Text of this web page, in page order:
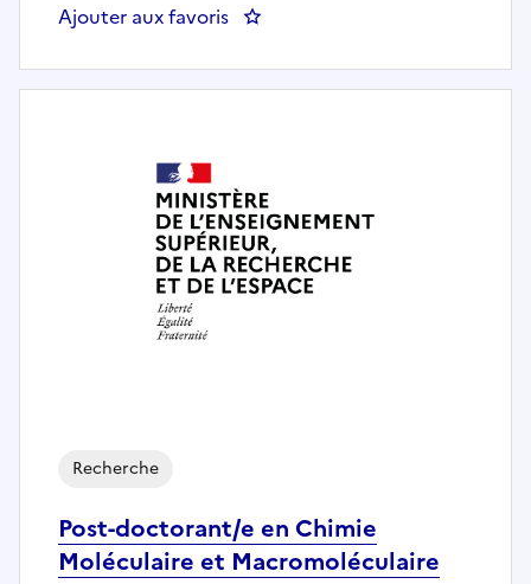
Ajouter aux favoris : Ingénieur d'Etudes
Post-doctorant/e en Chimie
Moléculaire et Macromoléculaire
Recherche